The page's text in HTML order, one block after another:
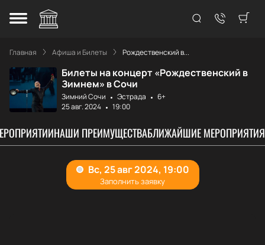
Главная Афиша и Билеты Рождественский в...
Билеты на концерт «Рождественский в
Зимнем» в Сочи
Зимний Сочи Эстрада
6+
25 авг. 2024
19:00
НАШИ ПРЕИМУЩЕСТВАБЛИЖАЙШИЕ МЕРОПРИЯТИЯ